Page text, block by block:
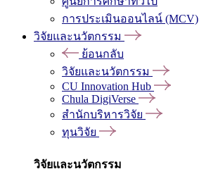
การประเมินออนไลน์ (MCV)
วิจัยและนวัตกรรม
ย้อนกลับ
วิจัยและนวัตกรรม
CU Innovation Hub
Chula DigiVerse
สำนักบริหารวิจัย
ทุนวิจัย
วิจัยและนวัตกรรม